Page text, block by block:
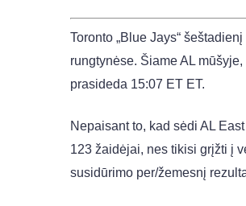
Toronto „Blue Jays“
rungtynėse. Šiame AL
prasideda 15:07 ET ET.
Nepaisant to, kad sėdi AL
123 žaidėjai, nes tikisi grįžti į
susidūrimo per/žemesnį